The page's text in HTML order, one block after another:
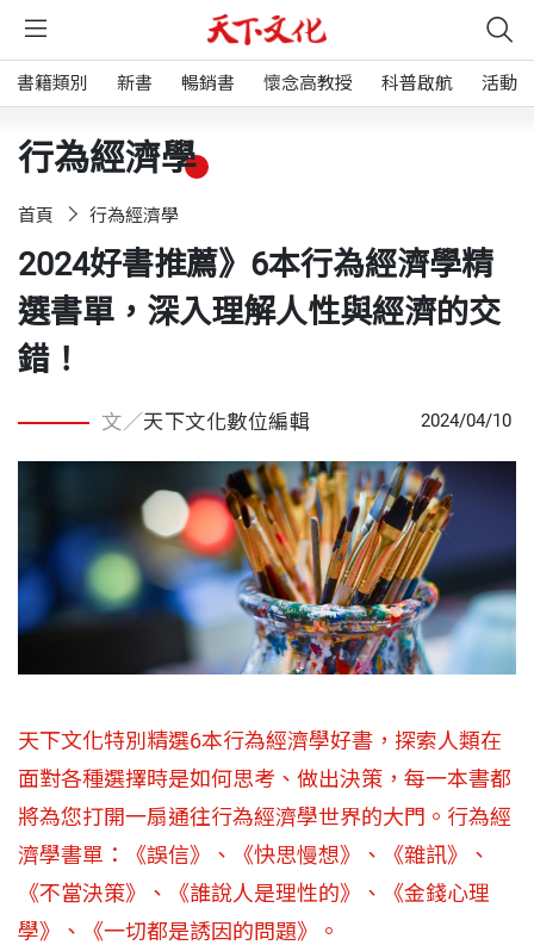
書籍類別 新書 暢銷書 懷念高教授 科普啟航 活動
行為經濟學
首頁 行為經濟學
2024好書推薦》6本行為經濟學精
選書單，深入理解人性與經濟的交
錯！
文／天下文化數位編輯 2024/04/10
天下文化特別精選6本行為經濟學好書，探索人類在
面對各種選擇時是如何思考、做出決策，每一本書都
將為您打開一扇通往行為經濟學世界的大門。行為經
濟學書單：《誤信》、《快思慢想》、《雜訊》、
《不當決策》、《誰說人是理性的》、《金錢心理
學》、《一切都是誘因的問題》。